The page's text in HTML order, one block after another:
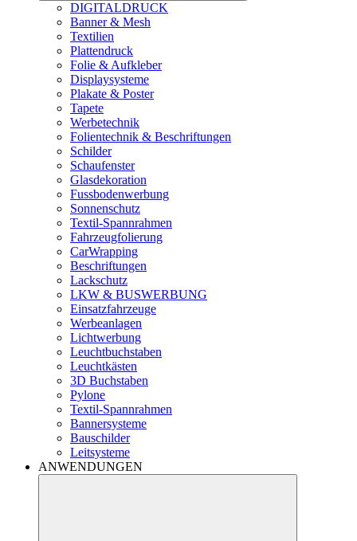
DIGITALDRUCK
Banner & Mesh
Textilien
Plattendruck
Folie & Aufkleber
Displaysysteme
Plakate & Poster
Tapete
Werbetechnik
Folientechnik & Beschriftungen
Schilder
Schaufenster
Glasdekoration
Fussbodenwerbung
Sonnenschutz
Textil-Spannrahmen
Fahrzeugfolierung
CarWrapping
Beschriftungen
Lackschutz
LKW & BUSWERBUNG
Einsatzfahrzeuge
Werbeanlagen
Lichtwerbung
Leuchtbuchstaben
Leuchtkästen
3D Buchstaben
Pylone
Textil-Spannrahmen
Bannersysteme
Bauschilder
Leitsysteme
ANWENDUNGEN